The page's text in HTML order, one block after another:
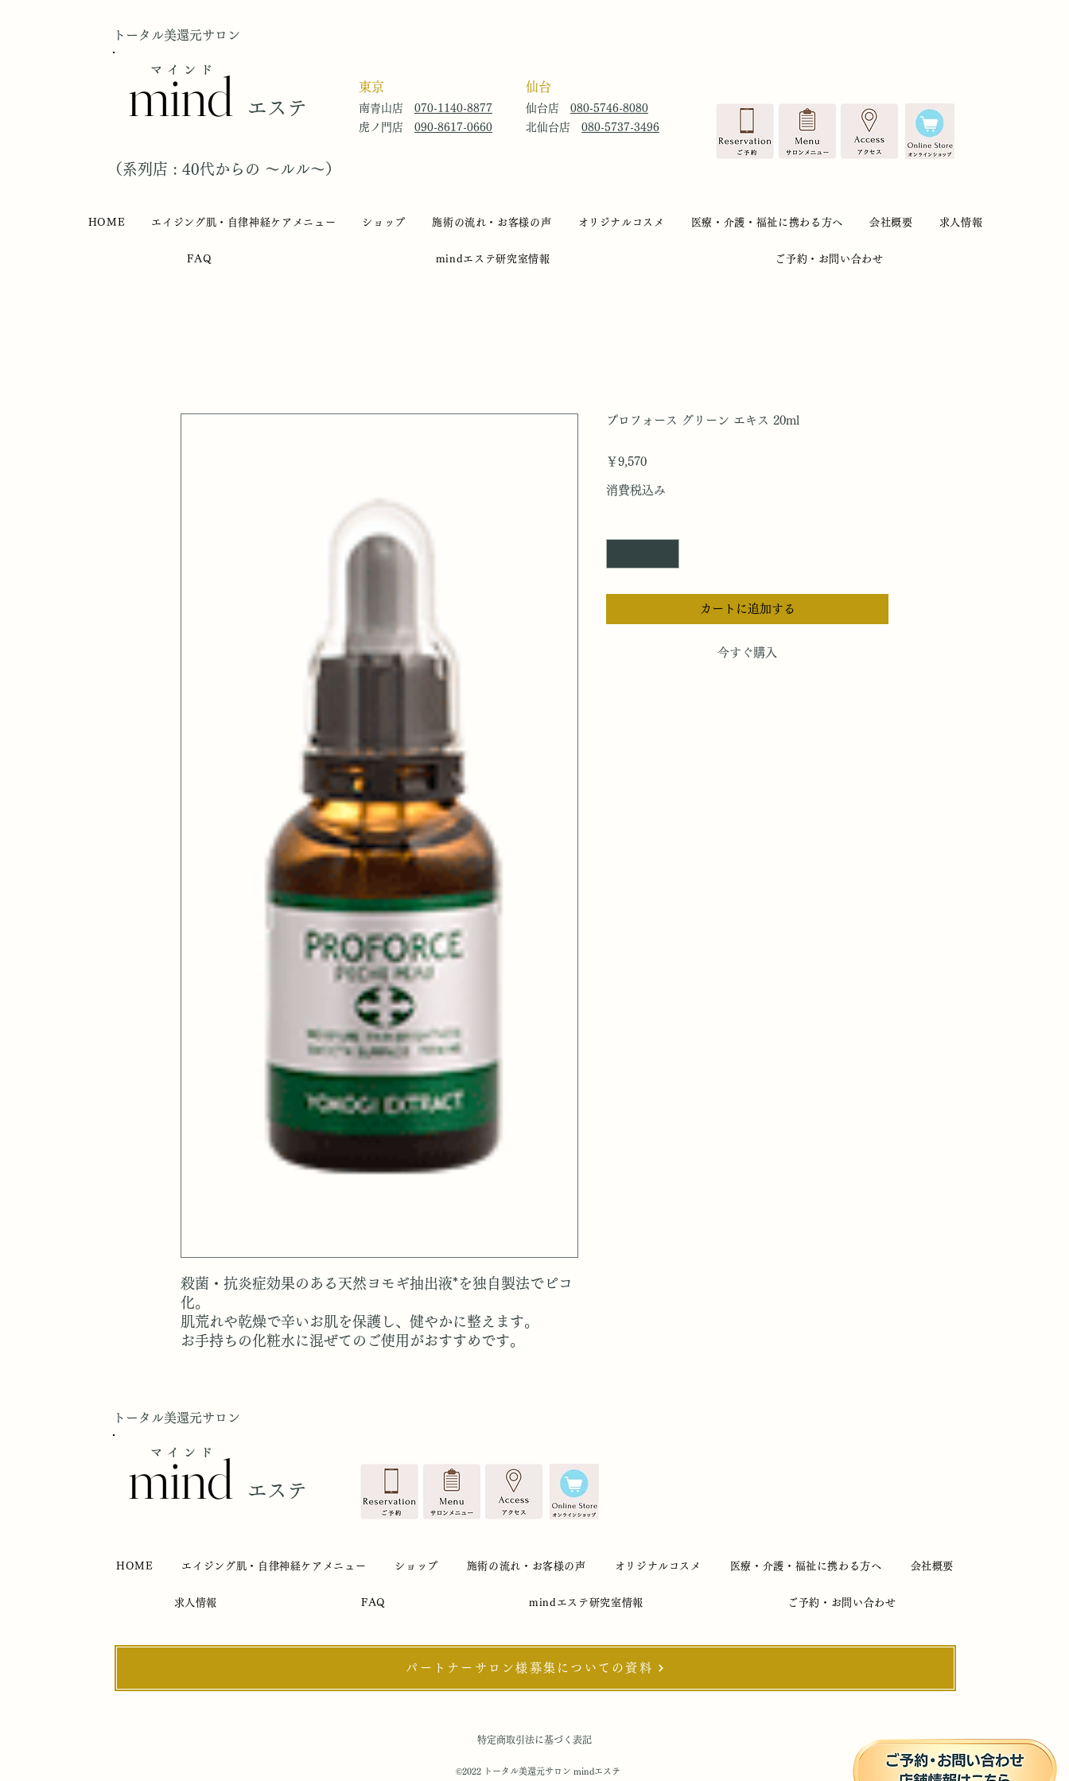
トータル美還元サロン
マインド
mind エステ
東京
南青山店 070-1140-8877
虎ノ門店 090-8617-0660
仙台
仙台店 080-5746-8080
北仙台店 080-5737-3496
（​系列店 : 40代からの ～ルル～）
HOME エイジング肌・自律神経ケアメニュー ショップ 施術の流れ・お客様の声 オリジナルコスメ 医療・介護・福祉に携わる方へ 会社概要 求人情報
FAQ mindエステ研究室情報 ご予約・お問い合わせ
殺菌・抗炎症効果のある天然ヨモギ抽出液*を独自製法でピコ
化。
肌荒れや乾燥で辛いお肌を保護し、健やかに整えます。
お手持ちの化粧水に混ぜてのご使用がおすすめです。
プロフォース グリーン エキス 20ml
￥9,570価
格
消費税込み
カートに追加する
今すぐ購入
トータル美還元サロン
マインド
mind エステ
HOME エイジング肌・自律神経ケアメニュー ショップ 施術の流れ・お客様の声 オリジナルコスメ 医療・介護・福祉に携わる方へ 会社概要
求人情報 FAQ mindエステ研究室情報 ご予約・お問い合わせ
パートナーサロン様募集についての資料
特定商取引法に基づく表記
©2022 トータル美還元サロン mindエステ